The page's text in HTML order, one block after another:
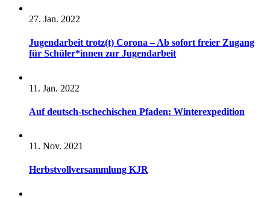
27. Jan. 2022
Jugendarbeit trotz(t) Corona – Ab sofort freier Zugang
für Schüler*innen zur Jugendarbeit
11. Jan. 2022
Auf deutsch-tschechischen Pfaden: Winterexpedition
11. Nov. 2021
Herbstvollversammlung KJR